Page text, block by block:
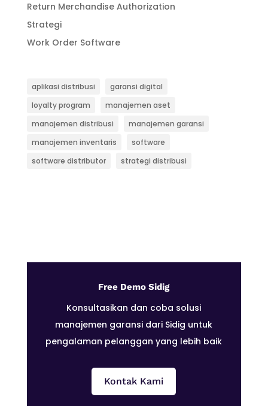
Return Merchandise Authorization
Strategi
Work Order Software
aplikasi distribusi
garansi digital
loyalty program
manajemen aset
manajemen distribusi
manajemen garansi
manajemen inventaris
software
software distributor
strategi distribusi
Free Demo Sidig
Konsultasikan dan coba solusi
manajemen garansi dari Sidig untuk
pengalaman pelanggan yang lebih baik
Kontak Kami